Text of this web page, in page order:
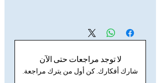
لا توجد مراجعات حتى الآن
شارك أفكارك. كن أول من يترك مراجعة.